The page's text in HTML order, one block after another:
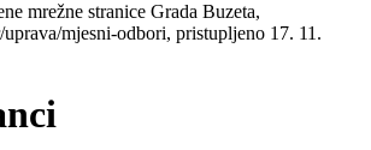
mrežne stranice Grada Buzeta,
mjesni-odbori, pristupljeno 17. 11.